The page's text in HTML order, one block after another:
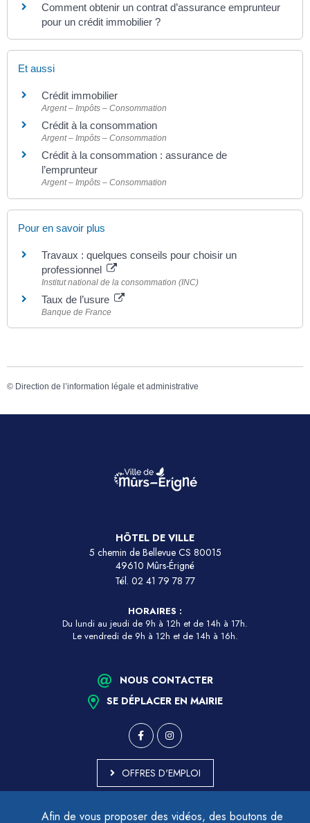
Afin de vous proposer des vidéos, des boutons de
Comment obtenir un contrat d’assurance emprunteur
pour un crédit immobilier ?
Et aussi
Crédit immobilier
Argent – Impôts – Consommation
Crédit à la consommation
Argent – Impôts – Consommation
Crédit à la consommation : assurance de
l’emprunteur
Argent – Impôts – Consommation
Pour en savoir plus
Travaux : quelques conseils pour choisir un
professionnel
Institut national de la consommation (INC)
Taux de l’usure
Banque de France
© Direction de l’information légale et administrative
HÔTEL DE VILLE
5 chemin de Bellevue CS 80015
49610 Mûrs-Érigné
Tél. 02 41 79 78 77
HORAIRES :
Du lundi au jeudi de 9h à 12h et de 14h à 17h.
Le vendredi de 9h à 12h et de 14h à 16h.
NOUS CONTACTER
SE DÉPLACER EN MAIRIE
OFFRES D'EMPLOI
ACCESSIBILITÉ - PARTIELLEMENT CONFORME